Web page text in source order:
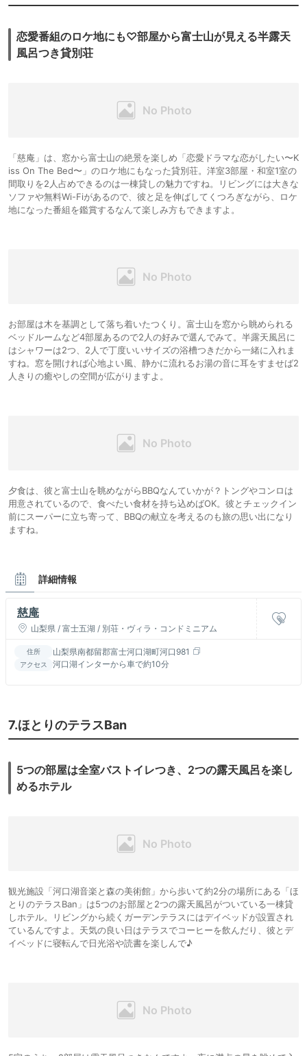
恋愛番組のロケ地にも♡部屋から富士山が見える半露天
風呂つき貸別荘
「慈庵」は、窓から富士山の絶景を楽しめ「恋愛ドラマな恋がしたい〜K
iss On The Bed〜」のロケ地にもなった貸別荘。洋室3部屋・和室1室の
間取りを2人占めできるのは一棟貸しの魅力ですね。リビングには大きな
ソファや無料Wi-Fiがあるので、彼と足を伸ばしてくつろぎながら、ロケ
地になった番組を鑑賞するなんて楽しみ方もできますよ。
お部屋は木を基調として落ち着いたつくり。富士山を窓から眺められる
ベッドルームなど4部屋あるので2人の好みで選んでみて。半露天風呂に
はシャワーは2つ、2人で丁度いいサイズの浴槽つきだから一緒に入れま
すね。窓を開ければ心地よい風、静かに流れるお湯の音に耳をすませば2
人きりの癒やしの空間が広がりますよ。
夕食は、彼と富士山を眺めながらBBQなんていかが？トングやコンロは
用意されているので、食べたい食材を持ち込めばOK。彼とチェックイン
前にスーパーに立ち寄って、BBQの献立を考えるのも旅の思い出になり
ますね。
詳細情報
慈庵
山梨県 / 富士五湖 / 別荘・ヴィラ・コンドミニアム
住所 山梨県南都留郡富士河口湖町河口981
アクセス 河口湖インターから車で約10分
7.ほとりのテラスBan
5つの部屋は全室バストイレつき、2つの露天風呂を楽し
めるホテル
観光施設「河口湖音楽と森の美術館」から歩いて約2分の場所にある「ほ
とりのテラスBan」は5つのお部屋と2つの露天風呂がついている一棟貸
しホテル。リビングから続くガーデンテラスにはデイベッドが設置され
ているんですよ。天気の良い日はテラスでコーヒーを飲んだり、彼とデ
イベッドに寝転んで日光浴や読書を楽しんで♪